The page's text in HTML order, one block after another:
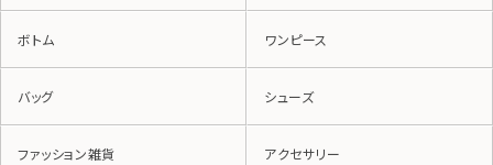
ボトム ワンピース
バッグ シューズ
ファッション雑貨 アクセサリー